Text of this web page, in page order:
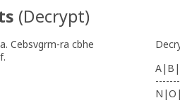
(Decrypt)
Cebsvgrm-ra cbhe